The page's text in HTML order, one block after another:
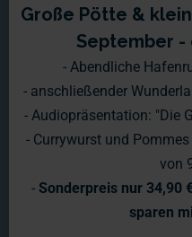
Große Pötte &
September
- Abendliche
- anschließender
- Audiopräsentation: "Die
- Currywurst und
von
- Sonderpreis nur 34,90
sparen